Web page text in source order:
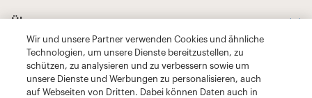
Wir und unsere Partner verwenden Cookies und ähnliche
Technologien, um unsere Dienste bereitzustellen, zu
schützen, zu analysieren und zu verbessern sowie um
unsere Dienste und Werbungen zu personalisieren, auch
auf Webseiten von Dritten. Dabei können Daten auch in